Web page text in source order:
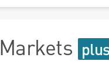
Markets